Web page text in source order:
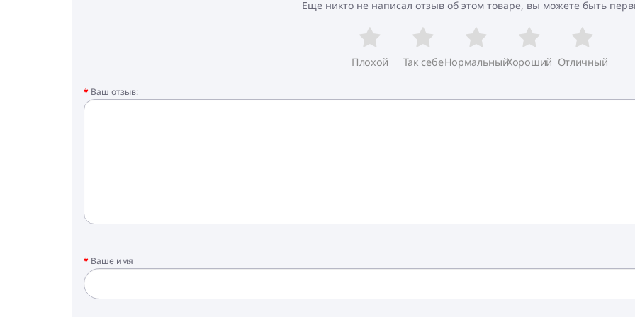
Еще никто не написал отзыв об этом товаре, вы можете быть
Плохой Так себеНормальныйХороший Отличный
Ваш отзыв:
Ваше имя